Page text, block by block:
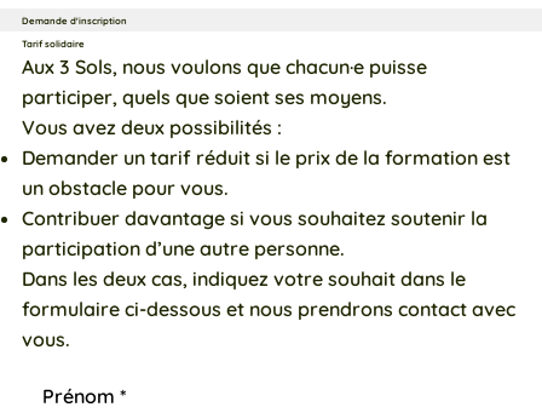
Demande d'inscription
Tarif solidaire
Aux 3 Sols, nous voulons que chacun·e puisse
participer, quels que soient ses moyens.
Vous avez deux possibilités :
Demander un tarif réduit si le prix de la formation est
un obstacle pour vous.
Contribuer davantage si vous souhaitez soutenir la
participation d’une autre personne.
Dans les deux cas, indiquez votre souhait dans le
formulaire ci-dessous et nous prendrons contact avec
vous.
Prénom